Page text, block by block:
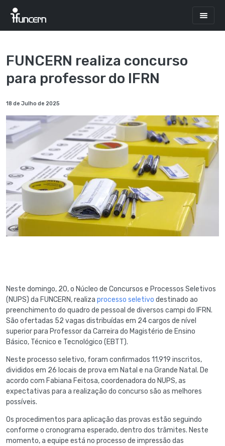
FUNCERN realiza concurso
para professor do IFRN
18 de Julho de 2025
Neste domingo, 20, o Núcleo de Concursos e Processos Seletivos
(NUPS) da FUNCERN, realiza processo seletivo destinado ao
preenchimento do quadro de pessoal de diversos campi do IFRN.
São ofertadas 52 vagas distribuídas em 24 cargos de nível
superior para Professor da Carreira do Magistério de Ensino
Básico, Técnico e Tecnológico (EBTT).
Neste processo seletivo, foram confirmados 11.919 inscritos,
divididos em 26 locais de prova em Natal e na Grande Natal. De
acordo com Fabiana Feitosa, coordenadora do NUPS, as
expectativas para a realização do concurso são as melhores
possíveis.
Os procedimentos para aplicação das provas estão seguindo
conforme o cronograma esperado, dentro dos trâmites. Neste
momento, a equipe está no processo de impressão das